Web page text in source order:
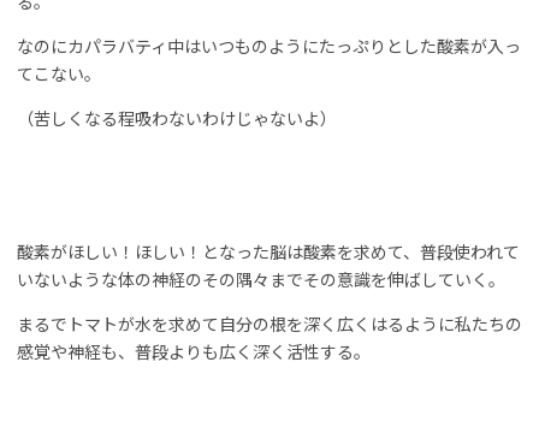
なのにカパラバティ中はいつものようにたっぷりとした酸素が入っ
てこない。
（苦しくなる程吸わないわけじゃないよ）
酸素がほしい！ほしい！となった脳は酸素を求めて、普段使われて
いないような体の神経のその隅々までその意識を伸ばしていく。
まるでトマトが水を求めて自分の根を深く広くはるように私たちの
感覚や神経も、普段よりも広く深く活性する。